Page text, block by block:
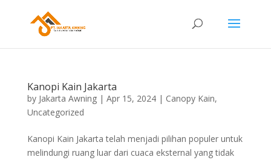
Kanopi Kain Jakarta
by Jakarta Awning| Apr 15, 2024| Canopy Kain,
Uncategorized
Kanopi Kain Jakarta telah menjadi pilihan populer untuk
melindungi ruang luar dari cuaca eksternal yang tidak